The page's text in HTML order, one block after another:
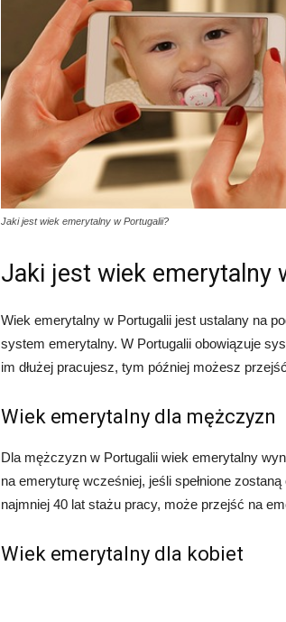
Jaki jest wiek emerytalny w Portugalii?
Jaki jest wiek emerytalny
Wiek emerytalny w Portugalii jest ustalany na
system emerytalny. W Portugalii obowiązuje
im dłużej pracujesz, tym później możesz
Wiek emerytalny dla mężczyzn
Dla mężczyzn w Portugalii wiek emerytalny
na emeryturę wcześniej, jeśli spełnione
najmniej 40 lat stażu pracy, może przejść na
Wiek emerytalny dla kobiet